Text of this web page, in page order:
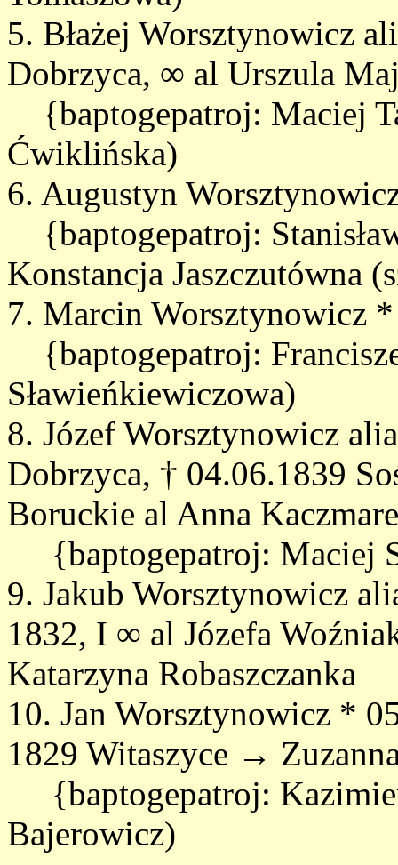
5. Błażej Worsztynowicz
Dobrzyca, ∞ al Urszula
{baptogepatroj: Maciej
Ćwiklińska)
6. Augustyn
{baptogepatroj:
Konstancja Jaszczutówna
7. Marcin Worsztynowicz
{baptogepatroj:
Sławieńkiewiczowa)
8. Józef Worsztynowicz
Dobrzyca, † 04.06.1839
Boruckie al Anna
{baptogepatroj: Maciej
9. Jakub Worsztynowicz
1832, I ∞ al Józefa
Katarzyna Robaszczanka
10. Jan Worsztynowicz *
1829 Witaszyce →
{baptogepatroj:
Bajerowicz)